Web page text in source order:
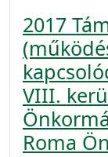
2017
VIII.
Roma